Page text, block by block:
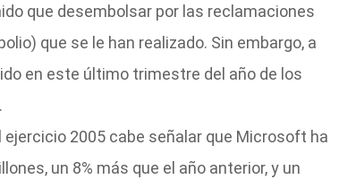
que desembolsar por las reclamaciones
que se le han realizado. Sin embargo, a
en este último trimestre del año de los
2005 cabe señalar que Microsoft ha
un 8% más que el año anterior, y un